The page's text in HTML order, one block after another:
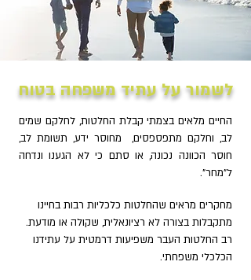
לשמור על עתיד משפחה בטוח
החיים מלאים בצמתי קבלת החלטות, לחלקם שמים
לב, וחלקם מתפספסים, מחוסר ידע, תשומת לב,
חוסר הכוונה נכונה, או סתם כי לא הגענו ונדחה
ל"מחר".
מחקרים מראים שהחלטות כלכליות רבות בחיינו
מתקבלות בצורה לא רציונאלית, שקולה או מודעת.
רב החלטות העבר משפיעות דרמטית על עתידנו
הכלכלי משפחתי.